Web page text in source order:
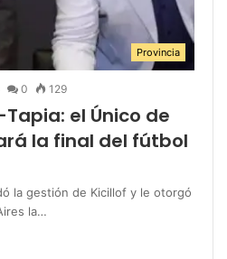
Provincia
0 129
el Único de
la final del fútbol
la gestión de Kicillof y le otorgó
la…